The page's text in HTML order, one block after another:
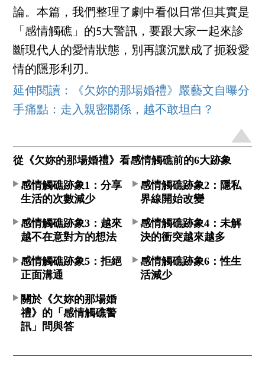
論。本篇，我們整理了劇中看似日常但其實是
「感情觸礁」的5大警訊，要跟大家一起來診
斷現代人的愛情狀態，別再讓沉默成了扼殺愛
情的隱形利刃。
延伸閱讀：《欠妳的那場婚禮》嚴藝文自曝分
手痛點：走入親密關係，越不敢坦白？
從《欠妳的那場婚禮》看感情觸礁前的6大跡象
感情觸礁跡象1：分享
生活的次數減少​
感情觸礁跡象2：隱私
界線開始改變​
感情觸礁跡象3：越來
越不在意對方的想法​
感情觸礁跡象4：未解
決的衝突越來越多​
感情觸礁跡象5：拒絕
正面溝通​
感情觸礁跡象6：性生
活減少​
關於《欠妳的那場婚
禮》的「感情觸礁警
訊」問與答